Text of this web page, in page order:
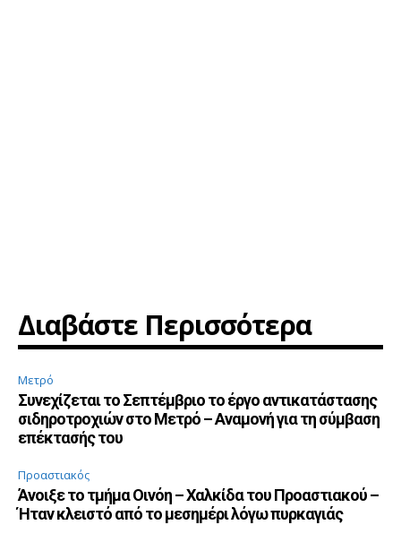
Διαβάστε Περισσότερα
Μετρό
Συνεχίζεται το Σεπτέμβριο το έργο αντικατάστασης
σιδηροτροχιών στο Μετρό – Αναμονή για τη σύμβαση
επέκτασής του
Προαστιακός
Άνοιξε το τμήμα Οινόη – Χαλκίδα του Προαστιακού –
Ήταν κλειστό από το μεσημέρι λόγω πυρκαγιάς